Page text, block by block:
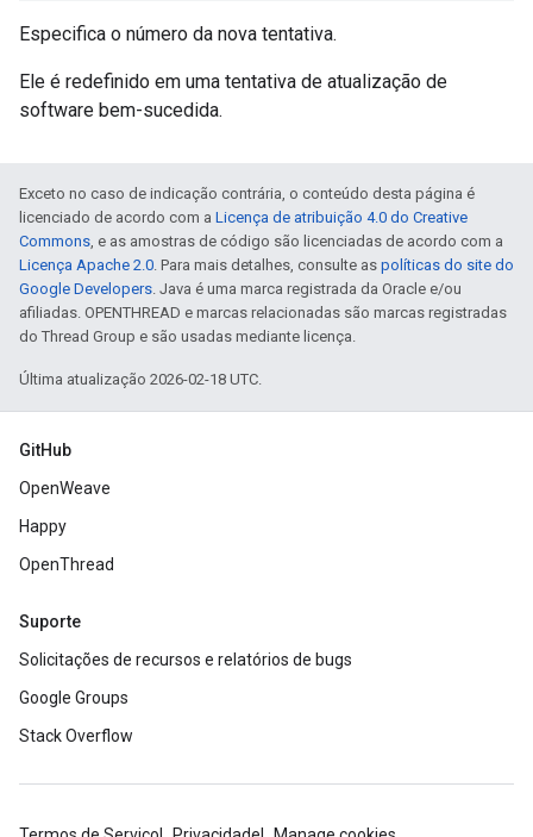
Especifica o número da nova tentativa.
Ele é redefinido em uma tentativa de atualização de
software bem-sucedida.
Exceto no caso de indicação contrária, o conteúdo desta página é
licenciado de acordo com a Licença de atribuição 4.0 do Creative
Commons, e as amostras de código são licenciadas de acordo com a
Licença Apache 2.0. Para mais detalhes, consulte as políticas do site do
Google Developers. Java é uma marca registrada da Oracle e/ou
afiliadas. OPENTHREAD e marcas relacionadas são marcas registradas
do Thread Group e são usadas mediante licença.
Última atualização 2026-02-18 UTC.
GitHub
OpenWeave
Happy
OpenThread
Suporte
Solicitações de recursos e relatórios de bugs
Google Groups
Stack Overflow